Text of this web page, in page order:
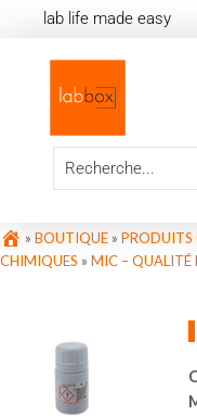
lab life made easy
» BOUTIQUE » PRODUITS
CHIMIQUES » MIC – QUALITÉ